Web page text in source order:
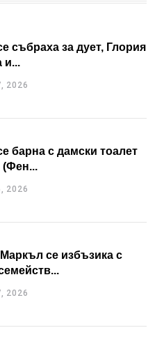
събраха за дует, Глория
и...
2026
барна с дамски тоалет
(Фен...
2026
се избъзика с
2026